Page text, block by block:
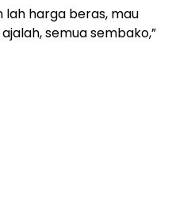
lah harga beras, mau
semua sembako,”